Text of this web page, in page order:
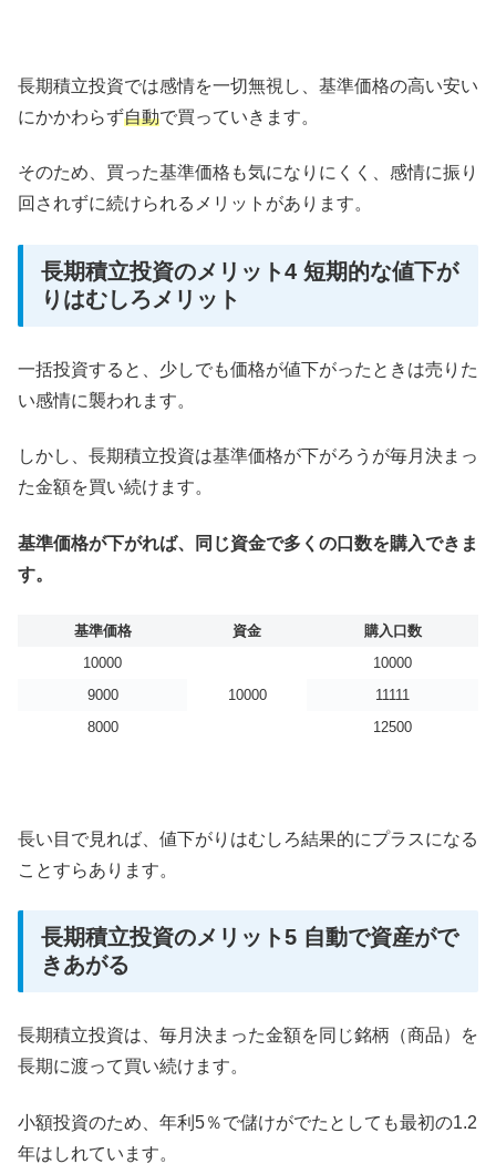
長期積立投資では感情を一切無視し、基準価格の高い安い
にかかわらず自動で買っていきます。
そのため、買った基準価格も気になりにくく、感情に振り
回されずに続けられるメリットがあります。
長期積立投資のメリット4 短期的な値下が
りはむしろメリット
一括投資すると、少しでも価格が値下がったときは売りた
い感情に襲われます。
しかし、長期積立投資は基準価格が下がろうが毎月決まっ
た金額を買い続けます。
基準価格が下がれば、同じ資金で多くの口数を購入できま
す。
基準価格 資金
購入口数
10000
10000
10000
9000
11111
8000
12500
長い目で見れば、値下がりはむしろ結果的にプラスになる
ことすらあります。
長期積立投資のメリット5 自動で資産がで
きあがる
長期積立投資は、毎月決まった金額を同じ銘柄（商品）を
長期に渡って買い続けます。
小額投資のため、年利5％で儲けがでたとしても最初の1.2
年はしれています。